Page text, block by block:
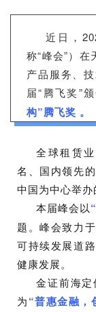
加入我们
申请试用
近日，
称“峰会”）在
产品服务、
届“腾飞奖”
构”腾飞奖 。
全球租赁
全球租赁
名、国内领先
中国为中心举办
本届峰会以
题。峰会致力
可持续发展道
健康发展。
金证前海
为“普惠金融，